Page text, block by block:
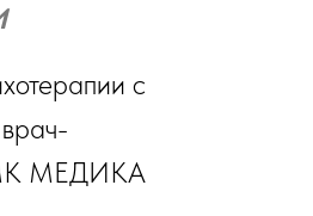
с
МК МЕДИКА